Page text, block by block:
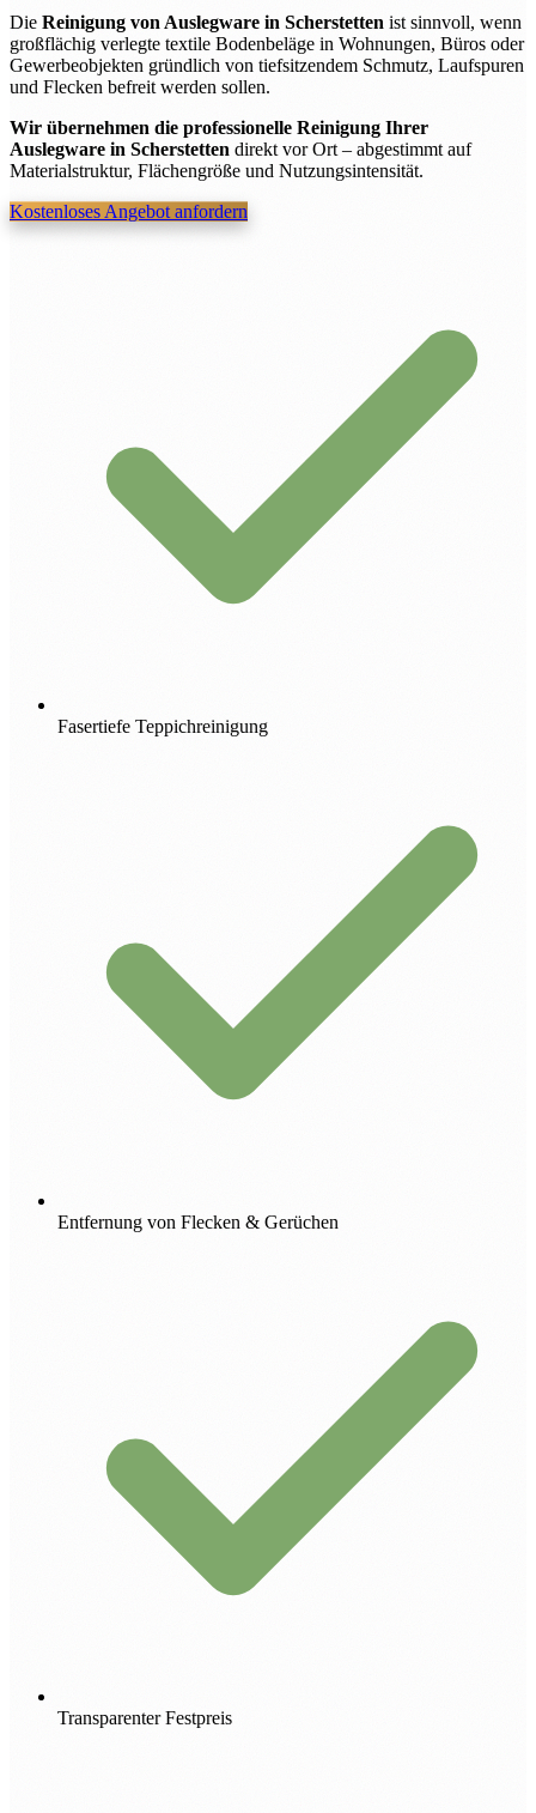
Die Reinigung von Auslegware in Scherstetten ist sinnvoll, wenn
großflächig verlegte textile Bodenbeläge in Wohnungen, Büros oder
Gewerbeobjekten gründlich von tiefsitzendem Schmutz, Laufspuren
und Flecken befreit werden sollen.
Wir übernehmen die professionelle Reinigung Ihrer
Auslegware in Scherstetten direkt vor Ort – abgestimmt auf
Materialstruktur, Flächengröße und Nutzungsintensität.
Kostenloses Angebot anfordern
Fasertiefe Teppichreinigung
Entfernung von Flecken & Gerüchen
Transparenter Festpreis